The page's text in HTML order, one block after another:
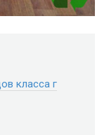
класса г